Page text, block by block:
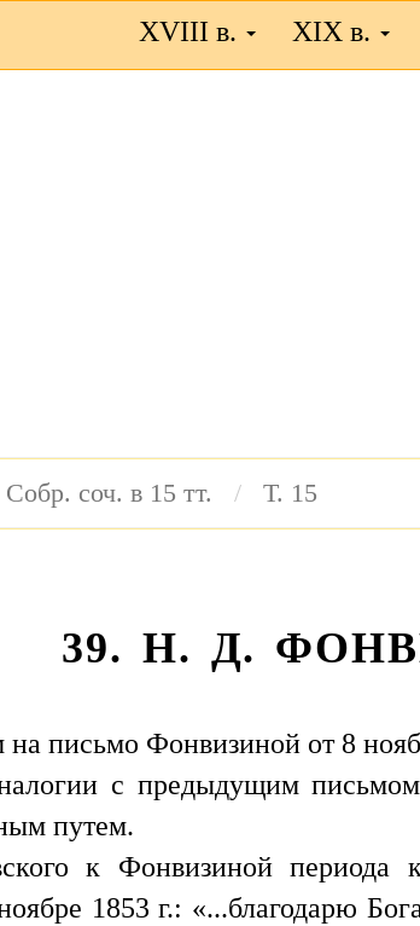
XVIII в. XIX в.
Собр. соч. в 15 тт. Т. 15
39. Н. Д.
на письмо Фонвизиной от 8
с предыдущим
путем.
к Фонвизиной периода
1853 г.: «...благодарю